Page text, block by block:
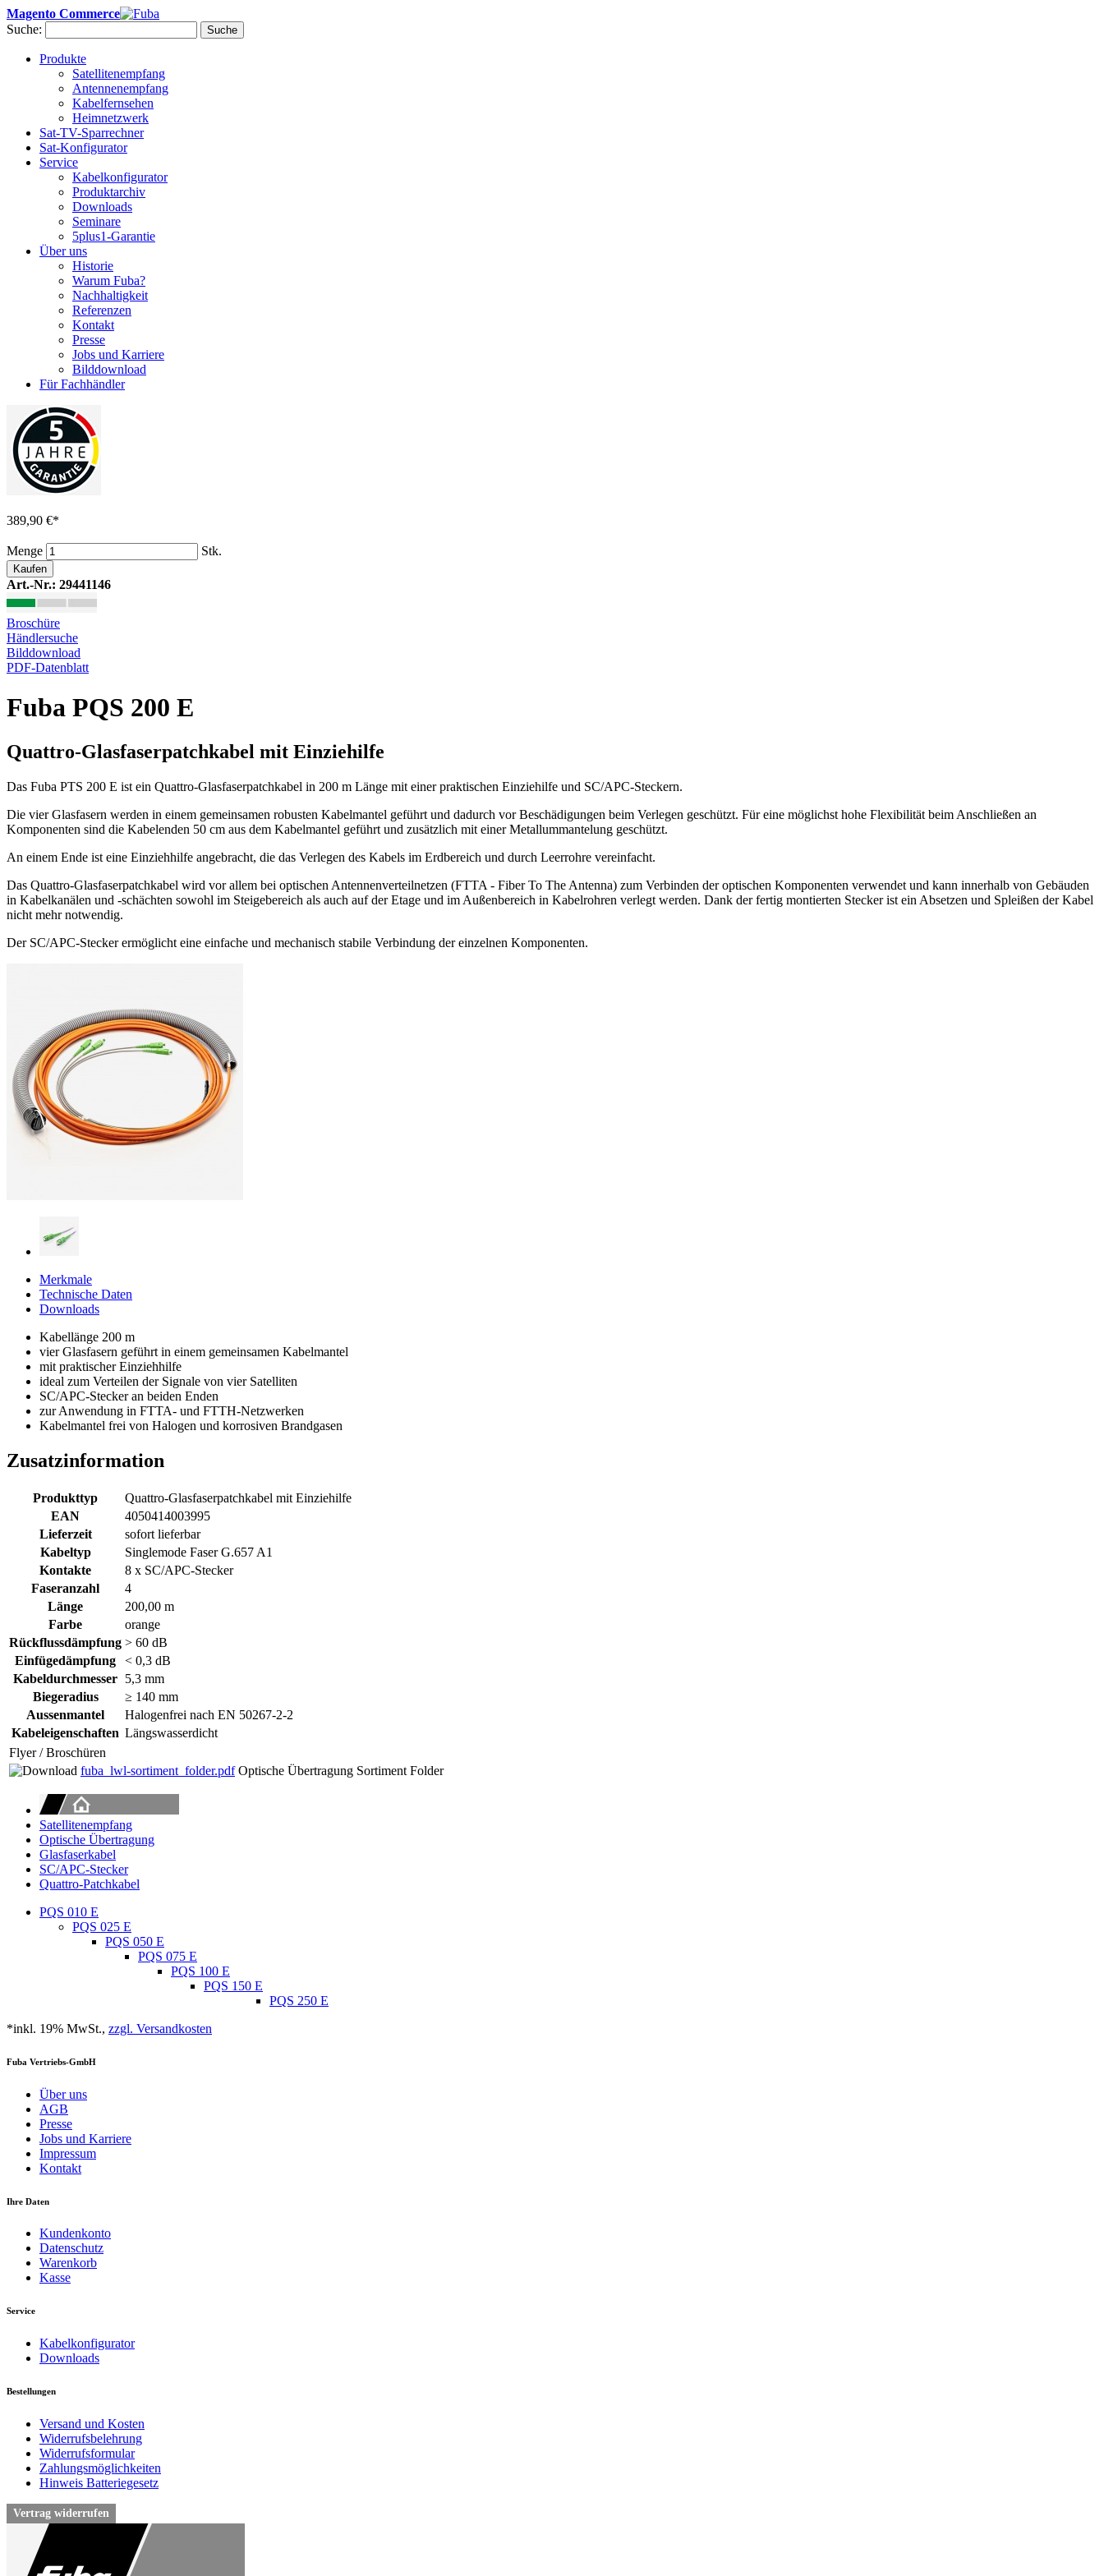
Magento Commerce
Suche:
Suche
Produkte
Satellitenempfang
Antennenempfang
Kabelfernsehen
Heimnetzwerk
Sat-TV-Sparrechner
Sat-Konfigurator
Service
Kabelkonfigurator
Produktarchiv
Downloads
Seminare
5plus1-Garantie
Über uns
Historie
Warum Fuba?
Nachhaltigkeit
Referenzen
Kontakt
Presse
Jobs und Karriere
Bilddownload
Für Fachhändler
389,90 €*
Menge Stk.
Kaufen
Art.-Nr.: 29441146
Broschüre
Händlersuche
Bilddownload
PDF-Datenblatt
Fuba PQS 200 E
Quattro-Glasfaserpatchkabel mit Einziehilfe
Das Fuba PTS 200 E ist ein Quattro-Glasfaserpatchkabel in 200 m Länge mit einer praktischen Einziehilfe und SC/APC-Steckern.
Die vier Glasfasern werden in einem gemeinsamen robusten Kabelmantel geführt und dadurch vor Beschädigungen beim Verlegen geschützt. Für eine möglichst hohe Flexibilität beim Anschließen an
Komponenten sind die Kabelenden 50 cm aus dem Kabelmantel geführt und zusätzlich mit einer Metallummantelung geschützt.
An einem Ende ist eine Einziehhilfe angebracht, die das Verlegen des Kabels im Erdbereich und durch Leerrohre vereinfacht.
Das Quattro-Glasfaserpatchkabel wird vor allem bei optischen Antennenverteilnetzen (FTTA - Fiber To The Antenna) zum Verbinden der optischen Komponenten verwendet und kann innerhalb von Gebäuden
in Kabelkanälen und -schächten sowohl im Steigebereich als auch auf der Etage und im Außenbereich in Kabelrohren verlegt werden. Dank der fertig montierten Stecker ist ein Absetzen und Spleißen der Kabel
nicht mehr notwendig.
Der SC/APC-Stecker ermöglicht eine einfache und mechanisch stabile Verbindung der einzelnen Komponenten.
Merkmale
Technische Daten
Downloads
Kabellänge 200 m
vier Glasfasern geführt in einem gemeinsamen Kabelmantel
mit praktischer Einziehhilfe
ideal zum Verteilen der Signale von vier Satelliten
SC/APC-Stecker an beiden Enden
zur Anwendung in FTTA- und FTTH-Netzwerken
Kabelmantel frei von Halogen und korrosiven Brandgasen
Zusatzinformation
Produkttyp
Quattro-Glasfaserpatchkabel mit Einziehilfe
EAN
4050414003995
Lieferzeit
sofort lieferbar
Kabeltyp
Singlemode Faser G.657 A1
Kontakte
8 x SC/APC-Stecker
Faseranzahl
4
Länge
200,00 m
Farbe
orange
Rückflussdämpfung > 60 dB
Einfügedämpfung
< 0,3 dB
Kabeldurchmesser 5,3 mm
Biegeradius
≥ 140 mm
Aussenmantel
Halogenfrei nach EN 50267-2-2
Kabeleigenschaften Längswasserdicht
Flyer / Broschüren
fuba_lwl-sortiment_folder.pdf Optische Übertragung Sortiment Folder
Satellitenempfang
Optische Übertragung
Glasfaserkabel
SC/APC-Stecker
Quattro-Patchkabel
PQS 010 E
PQS 025 E
PQS 050 E
PQS 075 E
PQS 100 E
PQS 150 E
PQS 250 E
*inkl. 19% MwSt., zzgl. Versandkosten
Fuba Vertriebs-GmbH
Über uns
AGB
Presse
Jobs und Karriere
Impressum
Kontakt
Ihre Daten
Kundenkonto
Datenschutz
Warenkorb
Kasse
Service
Kabelkonfigurator
Downloads
Bestellungen
Versand und Kosten
Widerrufsbelehrung
Widerrufsformular
Zahlungsmöglichkeiten
Hinweis Batteriegesetz
Vertrag widerrufen